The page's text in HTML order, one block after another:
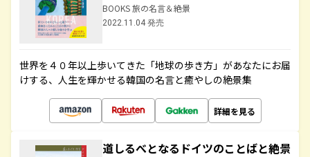
BOOKS 旅の名言＆絶景
2022.11.04 発売
世界を４０年以上歩いてきた「地球の歩き方」があなたにお届
けする、人生を輝かせる韓国の名言と癒やしの絶景集
詳細を見る
道しるべとなるドイツのことばと絶景